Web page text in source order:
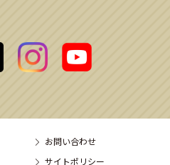
お問い合わせ
サイトポリシー